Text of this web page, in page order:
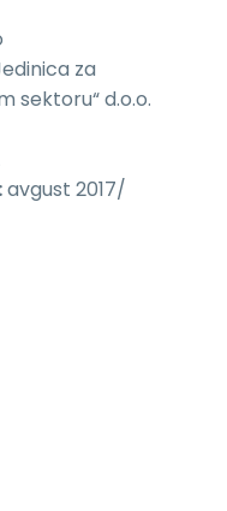
za
sektoru“ d.o.o.
avgust 2017/